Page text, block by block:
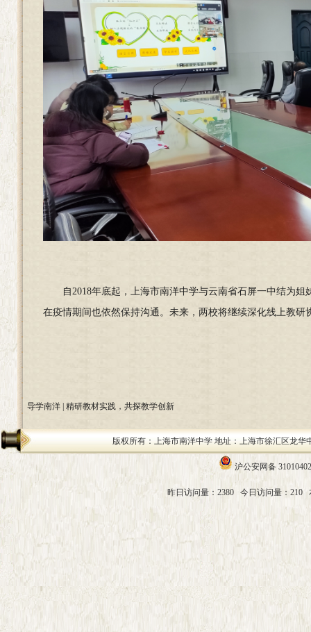
自2018年底起，上海市南洋中学与云南省石屏一中结为
在疫情期间也依然保持沟通。未来，两校将继续深化线上教
导学南洋 | 精研教材实践，共探教学创新
版权所有：上海市南洋中学 地址：上海市徐汇区龙华
沪公安网备
昨日访问量：2380 今日访问量：210